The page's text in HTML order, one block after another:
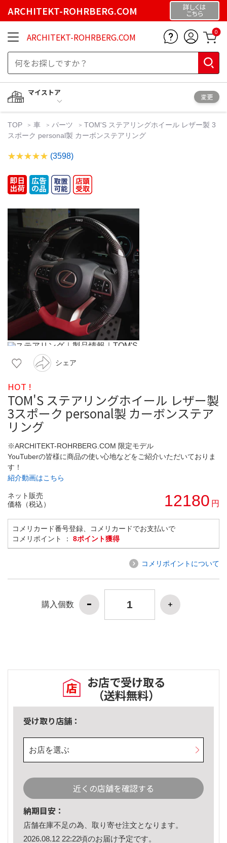
ARCHITEKT-ROHRBERG.COM 詳しくは
こちら
ARCHITEKT-ROHRBERG.COM 0
マイストア
変更
TOP 車 パーツ
TOM'S ステアリングホイール レザー製 3
スポーク personal製 カーボンステアリング
(3598)
シェア
HOT !
TOM'S ステアリングホイール レザー製
3スポーク personal製 カーボンステア
リング
※ARCHITEKT-ROHRBERG.COM 限定モデル
YouTuberの皆様に商品の使い心地などをご紹介いただいておりま
す！
紹介動画はこちら
ネット販売
価格（税込）
12180 円
コメリカード番号登録、コメリカードでお支払いで
コメリポイント ： 8ポイント獲得
コメリポイントについて
購入個数
お店で受け取る
（送料無料）
受け取り店舗：
お店を選ぶ
近くの店舗を確認する
納期目安：
店舗在庫不足の為、取り寄せ注文となります。
2026.08.12 22:22頃のお届け予定です。